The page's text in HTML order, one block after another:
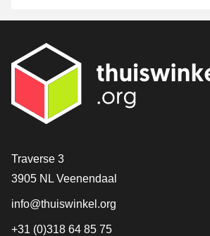
[_General:Contact]
Traverse 3
3905 NL Veenendaal
info@thuiswinkel.org
+31 (0)318 64 85 75